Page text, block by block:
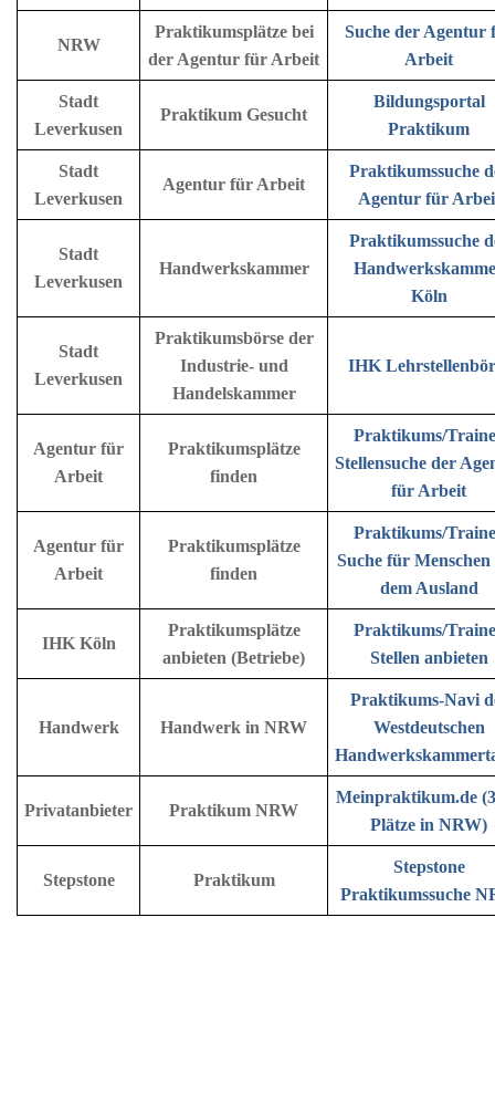
NRW
Praktikumsplätze bei
der Agentur für Arbeit
Suche der Agentur
Arbeit
Stadt
Leverkusen
Praktikum Gesucht
Bildungsportal
Praktikum
Stadt
Leverkusen
Agentur für Arbeit
Praktikumssuche
Agentur für
Stadt
Leverkusen
Handwerkskammer
Praktikumssuche
Köln
Stadt
Leverkusen
Praktikumsbörse der
Industrie- und
Handelskammer
IHK
Agentur für
Arbeit
Praktikumsplätze
finden
Praktikums/
Stellensuche der
für Arbeit
Agentur für
Arbeit
Praktikumsplätze
finden
Praktikums/
Suche für Menschen
dem Ausland
IHK Köln
Praktikumsplätze
anbieten (Betriebe)
Praktikums/
Stellen anbieten
Handwerk Handwerk in NRW
Praktikums-Navi
Westdeutschen
Privatanbieter Praktikum NRW
Meinpraktikum.de
Plätze in NRW)
Stepstone Praktikum
Stepstone
Praktikumssuche